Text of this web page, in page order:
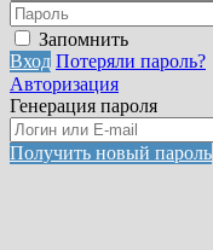
Запомнить
Вход Потеряли пароль?
Авторизация
Генерация пароля
Получить новый пароль